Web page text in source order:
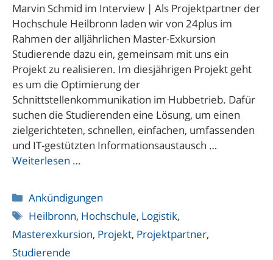
Marvin Schmid im Interview | Als Projektpartner der
Hochschule Heilbronn laden wir von 24plus im
Rahmen der alljährlichen Master-Exkursion
Studierende dazu ein, gemeinsam mit uns ein
Projekt zu realisieren. Im diesjährigen Projekt geht
es um die Optimierung der
Schnittstellenkommunikation im Hubbetrieb. Dafür
suchen die Studierenden eine Lösung, um einen
zielgerichteten, schnellen, einfachen, umfassenden
und IT-gestützten Informationsaustausch …
Weiterlesen …
Kategorien
Ankündigungen
Schlagwörter
Heilbronn, Hochschule, Logistik,
Masterexkursion, Projekt, Projektpartner,
Studierende